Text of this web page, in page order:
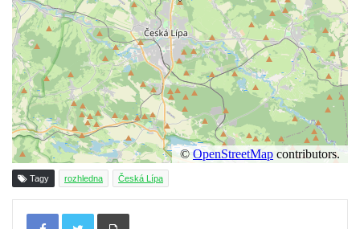
Rozhledna Královka
Špičák u Varnsdorfu (Spitzberg)
Rozhledna Studenec
Rozhledna Jedlová
Rozhledna Dymník (aneb Augustova věž)
Rozhledna Semenec u Týna nad Vltavou
Rozhledna Sokolí vrch
Tagy rozhledna Česká Lípa
Tisknout